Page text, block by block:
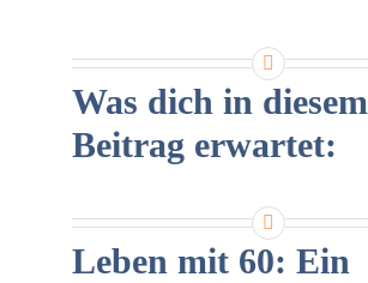
Was dich in diesem
Beitrag erwartet:
Leben mit 60: Ein